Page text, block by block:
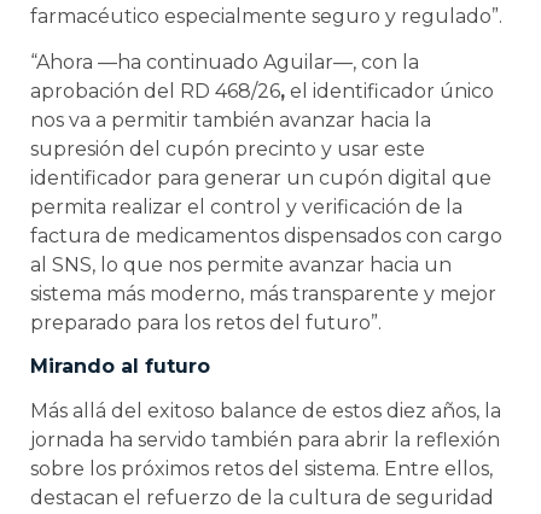
farmacéutico especialmente seguro y regulado”.
“Ahora —ha continuado Aguilar—, con la
aprobación del RD 468/26, el identificador único
nos va a permitir también avanzar hacia la
supresión del cupón precinto y usar este
identificador para generar un cupón digital que
permita realizar el control y verificación de la
factura de medicamentos dispensados con cargo
al SNS, lo que nos permite avanzar hacia un
sistema más moderno, más transparente y mejor
preparado para los retos del futuro”.
Mirando al futuro
Más allá del exitoso balance de estos diez años, la
jornada ha servido también para abrir la reflexión
sobre los próximos retos del sistema. Entre ellos,
destacan el refuerzo de la cultura de seguridad